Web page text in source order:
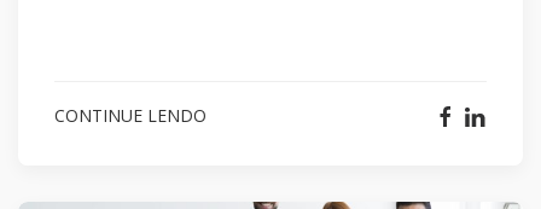
CONTINUE LENDO